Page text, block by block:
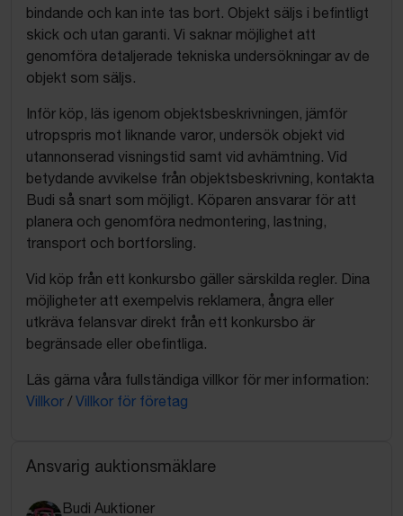
bindande och kan inte tas bort. Objekt säljs i befintligt
skick och utan garanti. Vi saknar möjlighet att
genomföra detaljerade tekniska undersökningar av de
objekt som säljs.
Inför köp, läs igenom objektsbeskrivningen, jämför
utropspris mot liknande varor, undersök objekt vid
utannonserad visningstid samt vid avhämtning. Vid
betydande avvikelse från objektsbeskrivning, kontakta
Budi så snart som möjligt. Köparen ansvarar för att
planera och genomföra nedmontering, lastning,
transport och bortforsling.
Vid köp från ett konkursbo gäller särskilda regler. Dina
möjligheter att exempelvis reklamera, ångra eller
utkräva felansvar direkt från ett konkursbo är
begränsade eller obefintliga.
Läs gärna våra fullständiga villkor för mer information:
Villkor / Villkor för företag
Ansvarig auktionsmäklare
Budi Auktioner